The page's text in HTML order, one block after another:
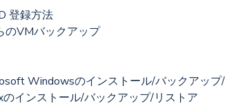
登録方法
VMバックアップ
Windowsのインストール/バックアップ
インストール/バックアップ/リストア